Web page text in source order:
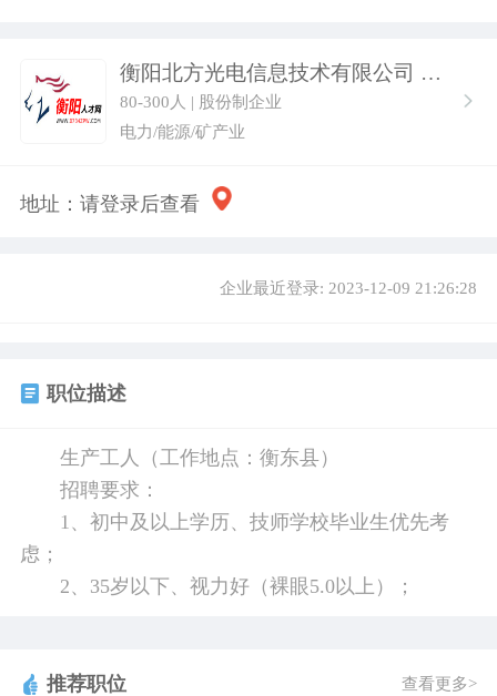
衡阳北方光电信息技术有限公司
80-300人 | 股份制企业
电力/能源/矿产业
地址： 请登录后查看
企业最近登录: 2023-12-09 21:26:28
职位描述
生产工人（工作地点：衡东县）
招聘要求：
1、初中及以上学历、技师学校毕业生优先考
虑；
2、35岁以下、视力好（裸眼5.0以上）；
推荐职位 查看更多>